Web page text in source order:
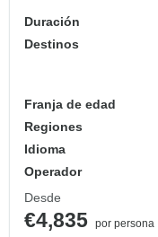
Duración
Destinos
Franja de edad
Regiones
Idioma
Operador
Desde
€4,835 por persona